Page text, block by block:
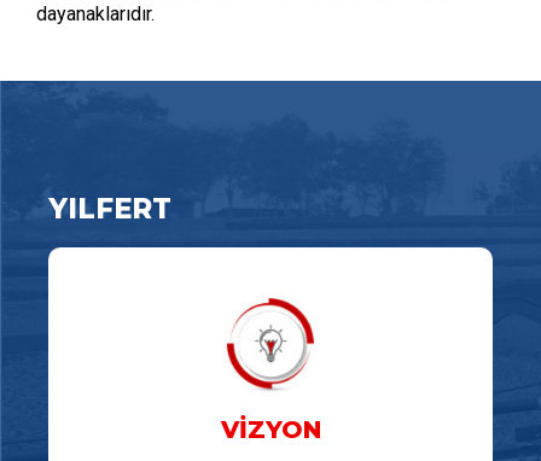
dayanaklarıdır.
YILFERT
VİZYON